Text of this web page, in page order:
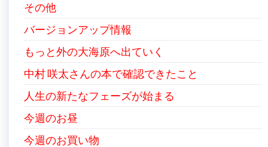
その他
バージョンアップ情報
もっと外の大海原へ出ていく
中村 咲太さんの本で確認できたこと
人生の新たなフェーズが始まる
今週のお昼
今週のお買い物